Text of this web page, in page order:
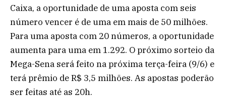
Caixa, a oportunidade de uma aposta com seis
número vencer é de uma em mais de 50 milhões.
Para uma aposta com 20 números, a oportunidade
aumenta para uma em 1.292. O próximo sorteio da
Mega-Sena será feito na próxima terça-feira (9/6) e
terá prêmio de R$ 3,5 milhões. As apostas poderão
ser feitas até as 20h.